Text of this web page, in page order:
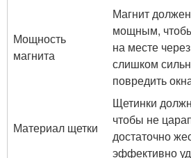
Мощность
магнита
Магнит
мощным,
на месте
слишком
повредить
Материал щетки
Щетинки
чтобы не
достаточно
эффективно